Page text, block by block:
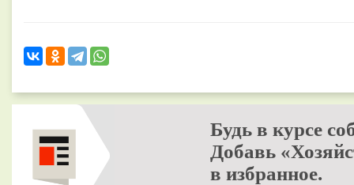
Будь в курсе
Добавь
в избранное.